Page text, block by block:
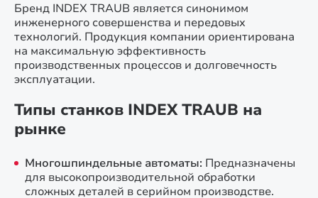
Бренд INDEX TRAUB является синонимом
инженерного совершенства и передовых
технологий. Продукция компании ориентирована
на максимальную эффективность
производственных процессов и долговечность
эксплуатации.
Типы станков INDEX TRAUB на
рынке
Многошпиндельные автоматы: Предназначены
для высокопроизводительной обработки
сложных деталей в серийном производстве.